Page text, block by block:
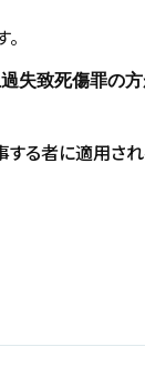
失致死傷罪の
る者に適用さ